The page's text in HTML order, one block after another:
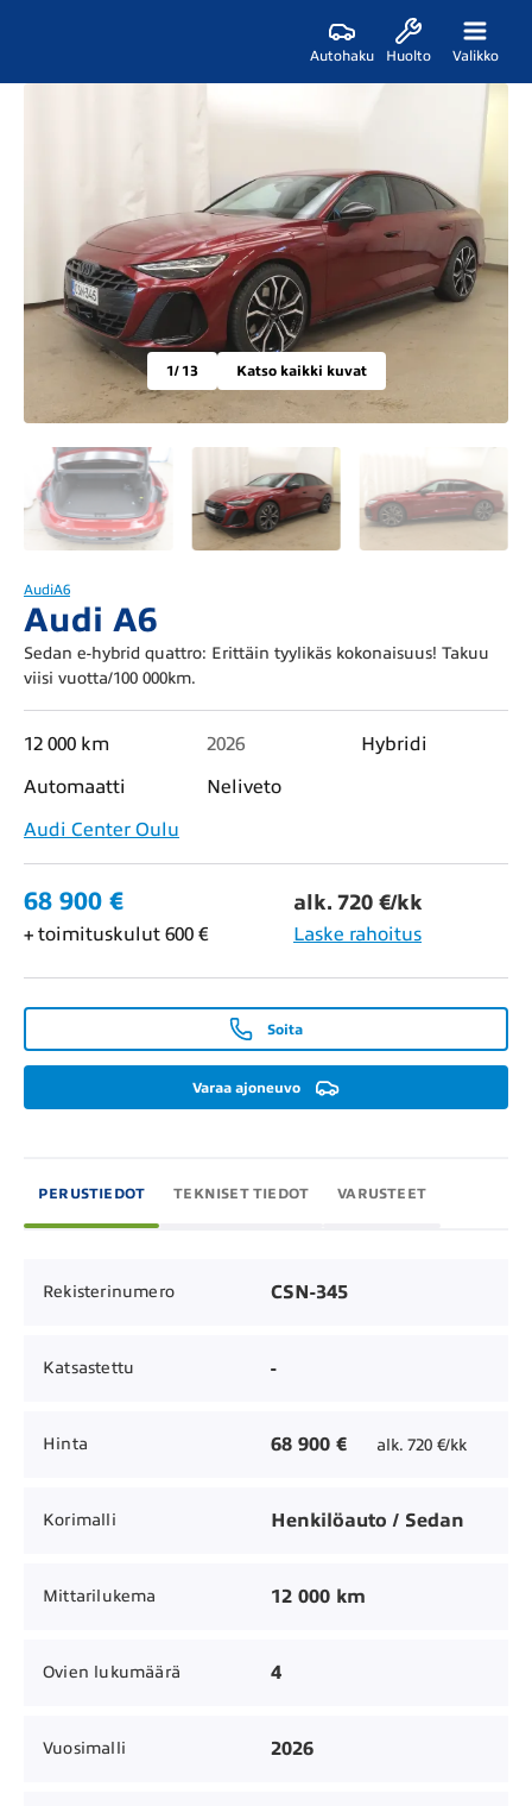
Autohaku Huolto Valikko
1/ 13 Katso kaikki kuvat
AudiA6
Audi A6
Sedan e-hybrid quattro: Erittäin tyylikäs kokonaisuus! Takuu
viisi vuotta/100 000km.
12 000 km 2026
Hybridi
Automaatti
Neliveto
Audi Center Oulu
68 900 € alk. 720 €/kk
+ toimituskulut 600 € Laske rahoitus
Soita
Varaa ajoneuvo
PERUSTIEDOT TEKNISET TIEDOT VARUSTEET
Rekisterinumero CSN-345
Katsastettu -
Hinta 68 900 € alk. 720 €/kk
Korimalli Henkilöauto / Sedan
Mittarilukema 12 000 km
Ovien lukumäärä 4
Vuosimalli 2026